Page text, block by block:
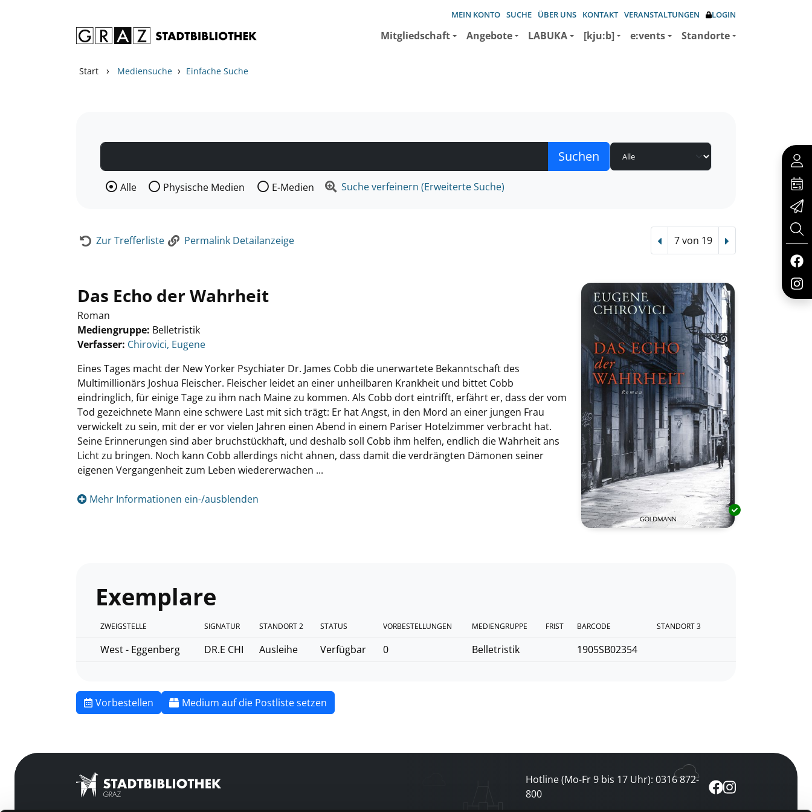
MEIN KONTO SUCHE ÜBER UNS KONTAKT VERANSTALTUNGEN LOGIN
Mitgliedschaft Angebote LABUKA [kju:b] e:vents Standorte
Start › Mediensuche › Einfache Suche
Wählen Sie die Medienart nach der Sie suchen wollen.
Alle Physische Medien E-Medien Suche verfeinern (Erweiterte Suche)
Zur Trefferliste Permalink Detailanzeige Vorheriger Treffer
7 von 19 Nächster Treffer
Das Echo der Wahrheit
Roman
Mediengruppe: Belletristik
Verfasser: Suche nach diesem Verfasser
Chirovici, Eugene
Eines Tages macht der New Yorker Psychiater Dr. James Cobb die unerwartete Bekanntschaft des
Multimillionärs Joshua Fleischer. Fleischer leidet an einer unheilbaren Krankheit und bittet Cobb
eindringlich, für einige Tage zu ihm nach Maine zu kommen. Als Cobb dort eintrifft, erfährt er, dass der vom
Tod gezeichnete Mann eine schwere Last mit sich trägt: Er hat Angst, in den Mord an einer jungen Frau
verwickelt zu sein, mit der er vor vielen Jahren einen Abend in einem Pariser Hotelzimmer verbracht hat.
Seine Erinnerungen sind aber bruchstückhaft, und deshalb soll Cobb ihm helfen, endlich die Wahrheit ans
Licht zu bringen. Noch kann Cobb allerdings nicht ahnen, dass damit die verdrängten Dämonen seiner
eigenen Vergangenheit zum Leben wiedererwachen ...
Mehr Informationen ein-/ausblenden
Exemplare
ZWEIGSTELLE SIGNATUR STANDORT 2 STATUS VORBESTELLUNGEN MEDIENGRUPPE FRIST BARCODE STANDORT 3
West - Eggenberg DR.E CHI Ausleihe Verfügbar 0 Belletristik 1905SB02354
Vorbestellen Medium auf die Postliste setzen
Hotline (Mo-Fr 9 bis 17 Uhr): 0316 872-
800